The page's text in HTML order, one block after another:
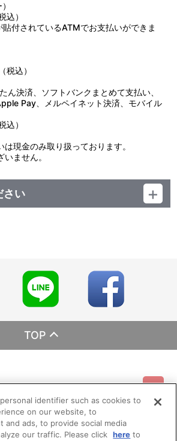
込）
貼付されているATMでお支払いができま
税込）
ん決済、ソフトバンクまとめて支払い、
Pay、メルペイネット決済、モバイル
込）
現金のみ取り扱っております。
ません。
さい
TOP
づく表示 プライバシーポリシー
identifier such as cookies to
on our website, to
and ads, to provide social media
our traffic. Please click here to